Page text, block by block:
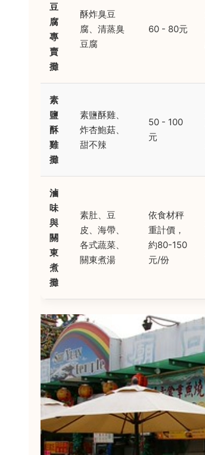
豆
腐
專
賣
攤
酥炸臭豆
腐、清蒸臭
豆腐
60 - 80元
素
鹽
酥
雞
攤
素鹽酥雞、
炸杏鮑菇、
甜不辣
50 - 100
元
滷
味
與
關
東
煮
攤
素肚、豆
皮、海帶、
各式蔬菜、
關東煮湯
依食材秤
重計價，
約80-150
元/份